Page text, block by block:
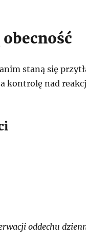
staną się
kontrolę nad
oddechu